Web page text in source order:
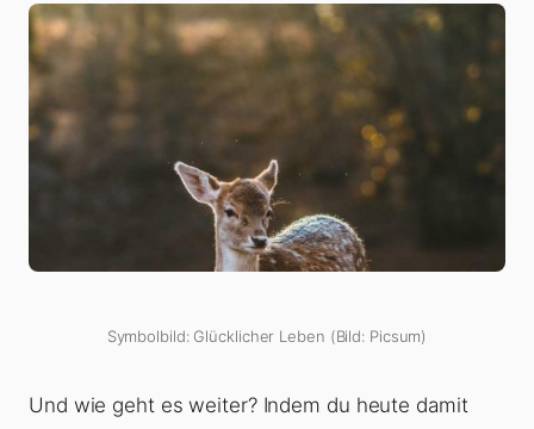
Symbolbild: Glücklicher Leben (Bild: Picsum)
Und wie geht es weiter? Indem du heute damit